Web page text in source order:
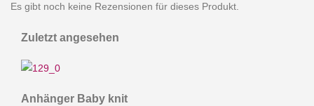
Es gibt noch keine Rezensionen für dieses Produkt.
Zuletzt angesehen
Anhänger Baby knit